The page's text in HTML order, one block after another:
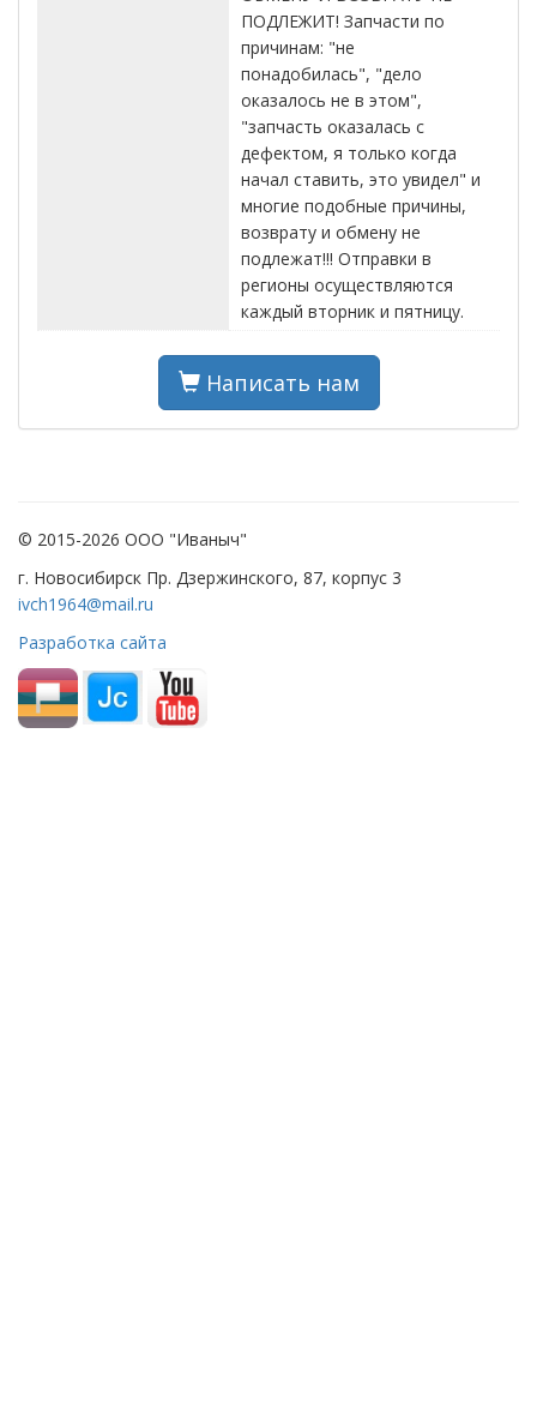
ПОДЛЕЖИТ! Запчасти по
причинам: "не
понадобилась", "дело
оказалось не в этом",
"запчасть оказалась с
дефектом, я только когда
начал ставить, это увидел" и
многие подобные причины,
возврату и обмену не
подлежат!!! Отправки в
регионы осуществляются
каждый вторник и пятницу.
Написать нам
© 2015-2026 ООО "Иваныч"
г. Новосибирск Пр. Дзержинского, 87, корпус 3
ivch1964@mail.ru
Разработка сайта